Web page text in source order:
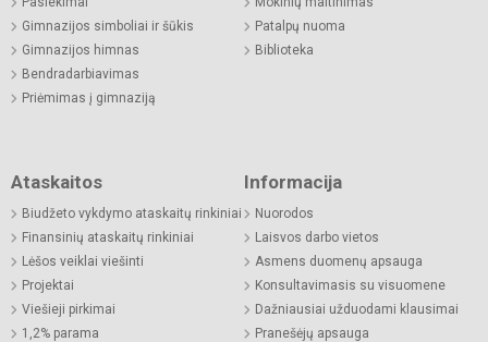
Gimnazijos simboliai ir šūkis
Gimnazijos himnas
Bendradarbiavimas
Priėmimas į gimnaziją
Patalpų nuoma
Biblioteka
Ataskaitos
Biudžeto vykdymo ataskaitų rinkiniai
Finansinių ataskaitų rinkiniai
Lėšos veiklai viešinti
Projektai
Viešieji pirkimai
1,2% parama
Informacija
Nuorodos
Laisvos darbo vietos
Asmens duomenų apsauga
Konsultavimasis su visuomene
Dažniausiai užduodami klausimai
Pranešėjų apsauga